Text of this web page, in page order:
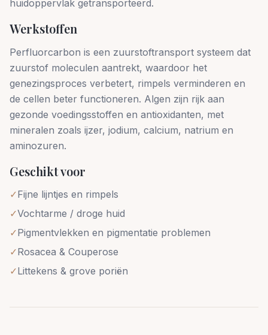
huidoppervlak getransporteerd.
Werkstoffen
Perfluorcarbon is een zuurstoftransport systeem dat
zuurstof moleculen aantrekt, waardoor het
genezingsproces verbetert, rimpels verminderen en
de cellen beter functioneren. Algen zijn rijk aan
gezonde voedingsstoffen en antioxidanten, met
mineralen zoals ijzer, jodium, calcium, natrium en
aminozuren.
Geschikt voor
✓Fijne lijntjes en rimpels
✓Vochtarme / droge huid
✓Pigmentvlekken en pigmentatie problemen
✓Rosacea & Couperose
✓Littekens & grove poriën